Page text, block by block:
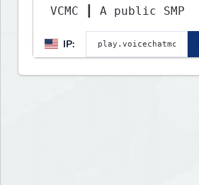
VCMC ┃ A public SMP
IP: